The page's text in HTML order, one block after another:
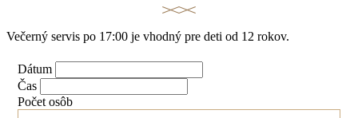
Večerný servis po 17:00 je vhodný pre deti od 12 rokov.
Dátum
Čas
Počet osôb